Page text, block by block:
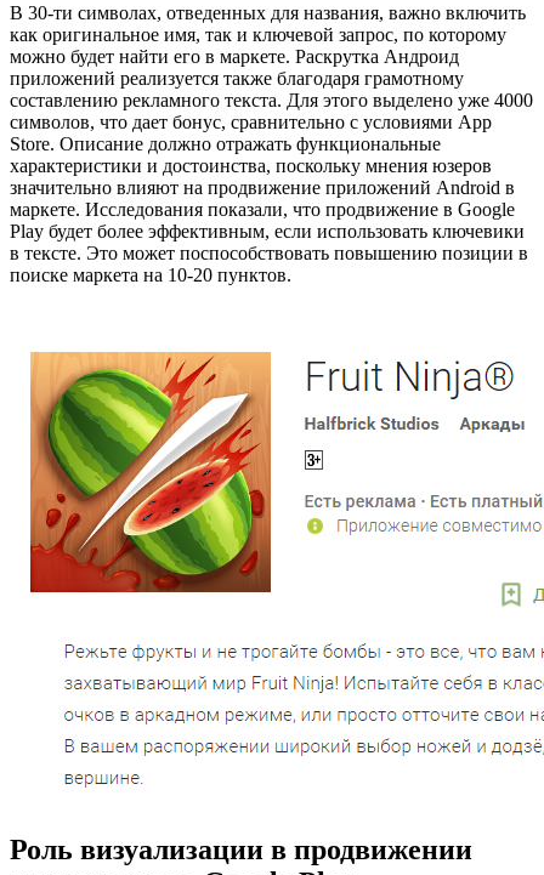
В 30-ти символах, отведенных для названия, важно включить
как оригинальное имя, так и ключевой запрос, по которому
можно будет найти его в маркете. Раскрутка Андроид
приложений реализуется также благодаря грамотному
составлению рекламного текста. Для этого выделено уже 4000
символов, что дает бонус, сравнительно с условиями App
Store. Описание должно отражать функциональные
характеристики и достоинства, поскольку мнения юзеров
значительно влияют на продвижение приложений Android в
маркете. Исследования показали, что продвижение в Google
Play будет более эффективным, если использовать ключевики
в тексте. Это может поспособствовать повышению позиции в
поиске маркета на 10-20 пунктов.
Роль визуализации в продвижении